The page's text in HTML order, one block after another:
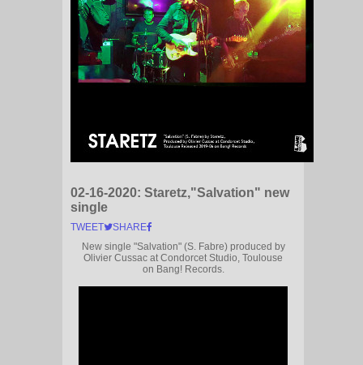
02-16-2020: Staretz,"Salvation" new
single
TWEET
SHARE
New single "Salvation" (S. Fabre) produced by
Olivier Cussac at Condorcet Studio, Toulouse
on Bang! Records.